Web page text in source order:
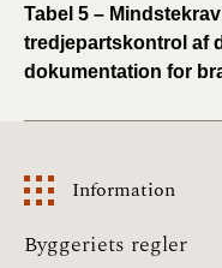
Tabel 5 –
tredjepartskontrol af
dokumentation for
Information
Information
Byggeriets regler